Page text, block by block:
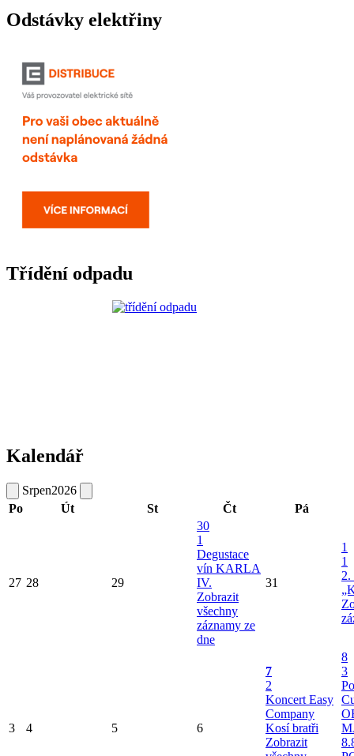
Odstávky elektřiny
Třídění odpadu
Kalendář
Srpen2026
Po
Út St Čt Pá
27 28 29
30
1
Degustace
vín KARLA
IV.
Zobrazit
všechny
záznamy ze
dne
31
1
1
2.
3 4 5 6
7
2
Koncert Easy
Company
Kosí bratři
Zobrazit
8
3